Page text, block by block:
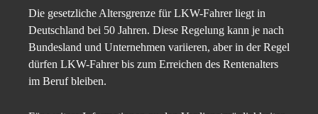
Die gesetzliche Altersgrenze für LKW-Fahrer liegt in
Deutschland bei 50 Jahren. Diese Regelung kann je nach
Bundesland und Unternehmen variieren, aber in der Regel
dürfen LKW-Fahrer bis zum Erreichen des Rentenalters
im Beruf bleiben.